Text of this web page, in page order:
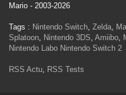
Mario - 2003-2026
Tags : Nintendo Switch, Zelda,
Splatoon, Nintendo 3DS, Amiibo,
Nintendo Labo Nintendo Switch 2
RSS Actu, RSS Tests